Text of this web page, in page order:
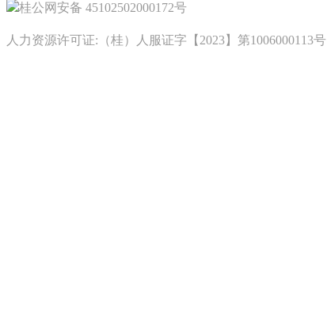
桂公网安备 45102502000172号
人力资源许可证:（桂）人服证字【2023】第1006000113号